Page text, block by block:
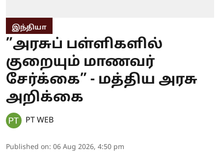
இந்தியா
”அரசுப் பள்ளிகளில்
குறையும் மாணவர்
சேர்க்கை” - மத்திய அரசு
அறிக்கை
PT WEB
Published on: 06 Aug 2026, 4:50 pm